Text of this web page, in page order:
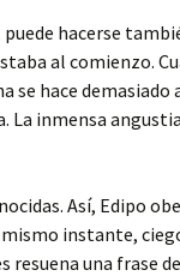
hacerse
al comienzo.
hace
inmensa
Así, Edipo
instante,
una frase